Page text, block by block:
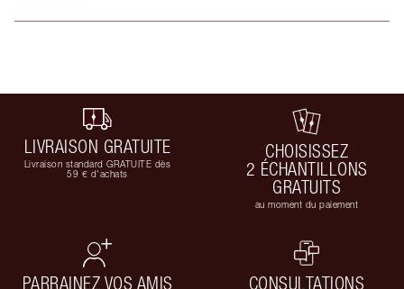
LIVRAISON GRATUITE
Livraison standard GRATUITE dès
59 € d'achats
CHOISISSEZ
2 ÉCHANTILLONS
GRATUITS
au moment du paiement
PARRAINEZ VOS AMIS
CONSULTATIONS